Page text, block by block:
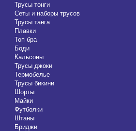
Трусы тонги
Сеты и наборы трусов
Трусы танга
Плавки
Топ-бра
Боди
Кальсоны
Трусы джоки
Термобелье
Трусы бикини
Шорты
Майки
Футболки
Штаны
Бриджи